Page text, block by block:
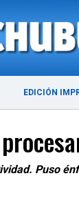
EDICIÓN
ÚLTIMAS NOTICIAS
Puso